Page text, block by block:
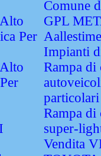
Per
Comune
GPL
Impianti
Rampa di
particolari
Rampa di
super-
Vendita